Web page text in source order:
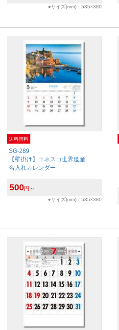
●サイズ(mm)：535×380
送料無料
SG-289
【壁掛け】ユネスコ世界遺産
名入れカレンダー
500円～
●サイズ(mm)：535×380